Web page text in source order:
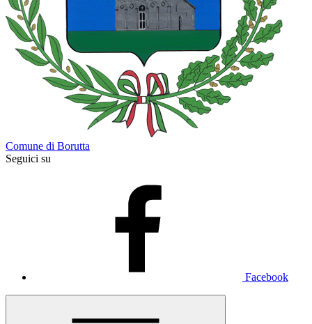
Comune di Borutta
Seguici su
Facebook